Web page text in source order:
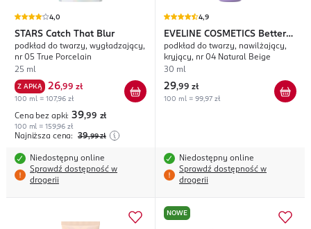
4,0
STARS Catch That Blur
podkład do twarzy, wygładzający,
nr 05 True Porcelain
25 ml
Z APKĄ 26,99 zł
100 ml = 107,96 zł
Cena bez apki: 39,99 zł
100 ml = 159,96 zł
Najniższa cena: 39,99 zł
Niedostępny online
Sprawdź dostępność w
drogerii
4,9
EVELINE COSMETICS Better
Than Perfect
podkład do twarzy, nawilżający,
kryjący, nr 04 Natural Beige
30 ml
29,99 zł
100 ml = 99,97 zł
Niedostępny online
Sprawdź dostępność w
drogerii
NOWE